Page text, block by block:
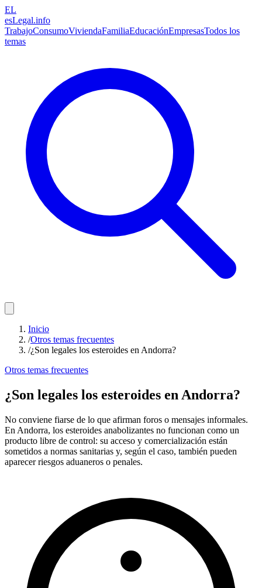
EL
esLegal.info
TrabajoConsumoViviendaFamiliaEducaciónEmpresasTodos los
temas
Inicio
/Otros temas frecuentes
/¿Son legales los esteroides en Andorra?
Otros temas frecuentes
¿Son legales los esteroides en Andorra?
No conviene fiarse de lo que afirman foros o mensajes informales.
En Andorra, los esteroides anabolizantes no funcionan como un
producto libre de control: su acceso y comercialización están
sometidos a normas sanitarias y, según el caso, también pueden
aparecer riesgos aduaneros o penales.